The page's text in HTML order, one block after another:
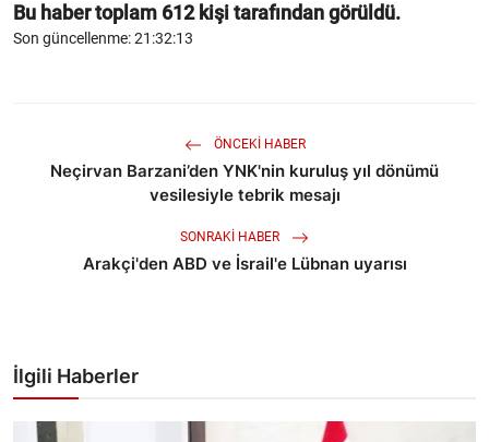
Bu haber toplam 612kişi tarafından görüldü.
Son güncellenme: 21:32:13
ÖNCEKI HABER
Neçirvan Barzani’den YNK'nin kuruluş yıl dönümü
vesilesiyle tebrik mesajı
SONRAKI HABER
Arakçi'den ABD ve İsrail'e Lübnan uyarısı
İlgili Haberler